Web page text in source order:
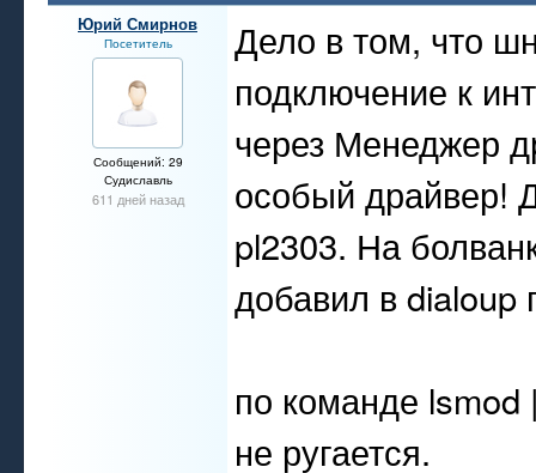
Юрий Смирнов
Посетитель
Сообщений: 29
Судиславль
611 дней назад
Дело в том, что
подключение к
через Менеджер
особый драйвер!
pl2303. На
добавил в dialoup
по команде lsmod
не ругается.